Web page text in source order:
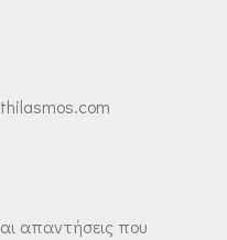
απαντήσεις που